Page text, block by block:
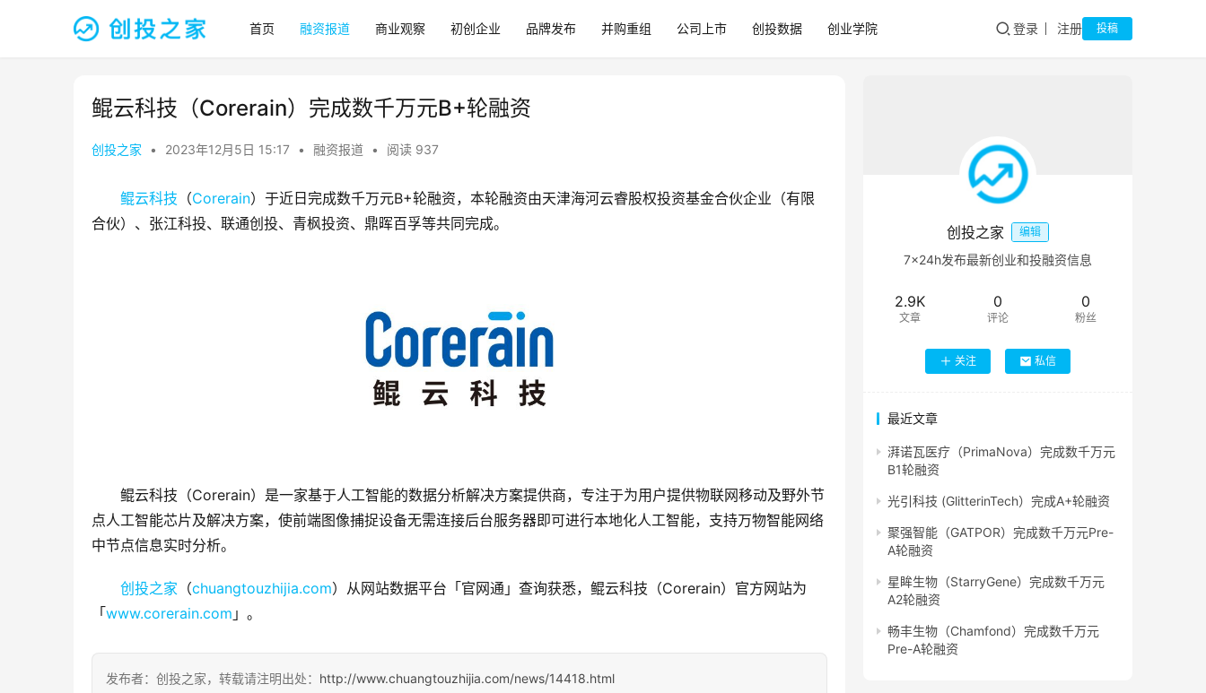
首页 融资报道 商业观察 初创企业 品牌发布 并购重组 公司上市 创投数据 创业学院 登录 注册 投稿
鲲云科技（Corerain）完成数千万元B+轮融资
创投之家 • 2023年12月5日 15:17 • 融资报道 • 阅读 937
鲲云科技 （Corerain）于近日完成数千万元B+轮融资，本轮融资由天津海河云睿股权投资基金合伙企业（有限
合伙）、张江科投、联通创投、青枫投资、鼎晖百孚等共同完成。
鲲云科技（Corerain）是一家基于人工智能的数据分析解决方案提供商，专注于为用户提供物联网移动及野外节
点人工智能芯片及解决方案，使前端图像捕捉设备无需连接后台服务器即可进行本地化人工智能，支持万物智能网络
中节点信息实时分析。
创投之家 （chuangtouzhijia.com）从网站数据平台「官网通」查询获悉，鲲云科技（Corerain）官方网站为
「www.corerain.com 」。
发布者：创投之家，转载请注明出处： http://www.chuangtouzhijia.com/news/14418.html
创投之家 编辑
7×24h发布最新创业和投融资信息
2.9K
文章
0
评论
0
粉丝
关注 私信
最近文章
湃诺瓦医疗（PrimaNova）完成数千万元
B1轮融资
光引科技 (GlitterinTech）完成A+轮融资
聚强智能（GATPOR）完成数千万元Pre-
A轮融资
星眸生物（StarryGene）完成数千万元
A2轮融资
畅丰生物（Chamfond）完成数千万元
Pre-A轮融资